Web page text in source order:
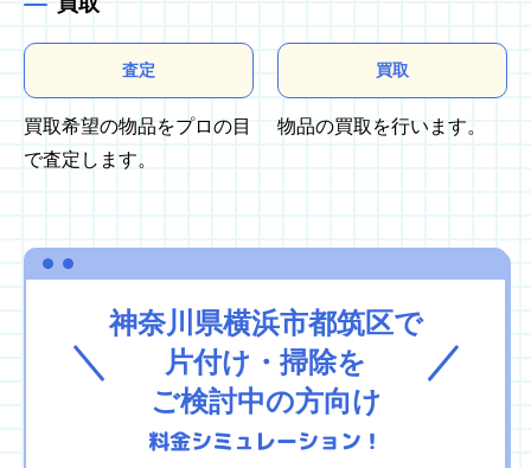
査定
買取希望の物品をプロの目
で査定します。
買取
物品の買取を行います。
神奈川県横浜市都筑区で
片付け・掃除を
ご検討中の方向け
料金シミュレーション！